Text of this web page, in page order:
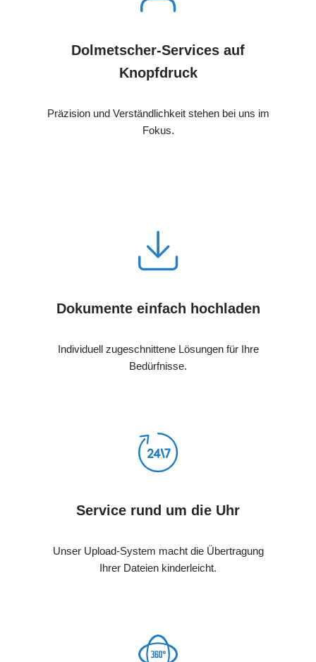
Dolmetscher-Services auf
Knopfdruck
Präzision und Verständlichkeit stehen bei uns im
Fokus.
Dokumente einfach hochladen
Individuell zugeschnittene Lösungen für Ihre
Bedürfnisse.
Service rund um die Uhr
Unser Upload-System macht die Übertragung
Ihrer Dateien kinderleicht.